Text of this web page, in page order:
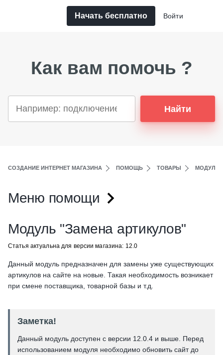
Начать бесплатно Войти
Как вам помочь ?
Найти
СОЗДАНИЕ ИНТЕРНЕТ МАГАЗИНА ПОМОЩЬ ТОВАРЫ МОДУЛИ
Меню помощи
Модуль "Замена артикулов"
Статья актуальна для версии магазина: 12.0
Данный модуль предназначен для замены уже существующих
артикулов на сайте на новые. Такая необходимость возникает
при смене поставщика, товарной базы и т.д.
Заметка!
Данный модуль доступен с версии 12.0.4 и выше. Перед
использованием модуля необходимо обновить сайт до